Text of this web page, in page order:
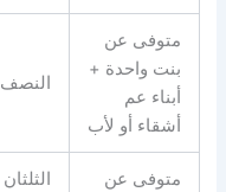
متوفى عن
بنت واحدة +
أبناء عم
أشقاء أو لأب
النصف
متوفى عن
الثلثان